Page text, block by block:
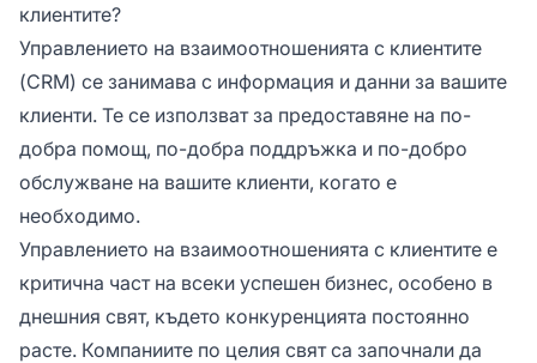
клиентите?
Управлението на взаимоотношенията с клиентите
(CRM) се занимава с информация и данни за вашите
клиенти. Те се използват за предоставяне на по-
добра помощ, по-добра поддръжка и по-добро
обслужване на вашите клиенти, когато е
необходимо.
Управлението на взаимоотношенията с клиентите е
критична част на всеки успешен бизнес, особено в
днешния свят, където конкуренцията постоянно
расте. Компаниите по целия свят са започнали да